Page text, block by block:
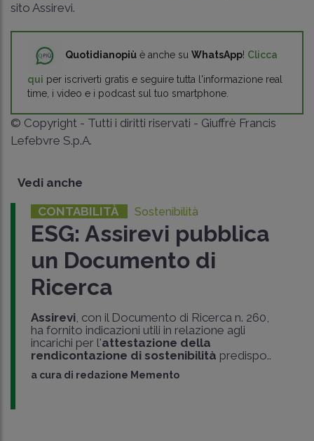
sito Assirevi.
Quotidianopiù è anche su WhatsApp! Clicca
qui per iscriverti gratis e seguire tutta l'informazione real
time, i video e i podcast sul tuo smartphone.
© Copyright - Tutti i diritti riservati - Giuffrè Francis
Lefebvre S.p.A.
Vedi anche
CONTABILITÀ Sostenibilità
ESG: Assirevi pubblica
un Documento di
Ricerca
Assirevi, con il Documento di Ricerca n. 260,
ha fornito indicazioni utili in relazione agli
incarichi per l'attestazione della
rendicontazione di sostenibilità predispo..
a cura di redazione Memento